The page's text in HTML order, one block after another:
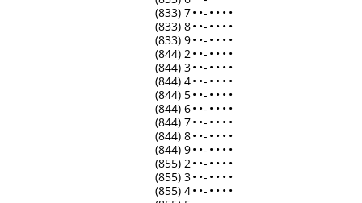
(833) 7• •- • • • •
(833) 8• •- • • • •
(833) 9• •- • • • •
(844) 2• •- • • • •
(844) 3• •- • • • •
(844) 4• •- • • • •
(844) 5• •- • • • •
(844) 6• •- • • • •
(844) 7• •- • • • •
(844) 8• •- • • • •
(844) 9• •- • • • •
(855) 2• •- • • • •
(855) 3• •- • • • •
(855) 4• •- • • • •